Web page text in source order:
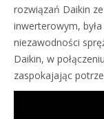
rozwiązań Daikin
inwerterowym,
niezawodności
Daikin, w
zaspokajając